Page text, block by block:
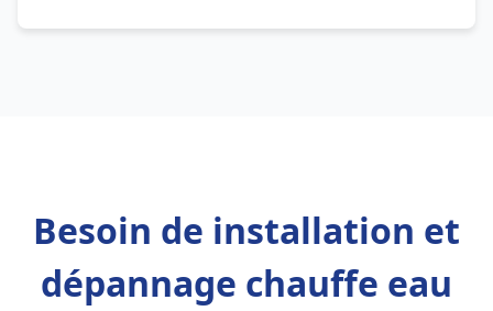
Besoin de installation et
dépannage chauffe eau